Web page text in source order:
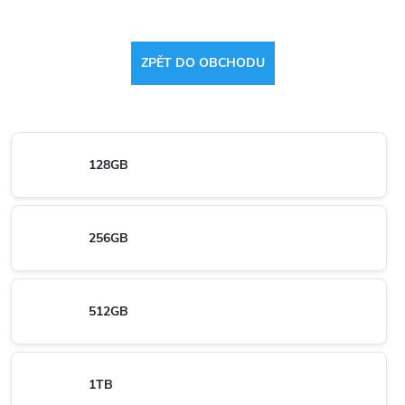
ZPĚT DO OBCHODU
128GB
256GB
512GB
1TB